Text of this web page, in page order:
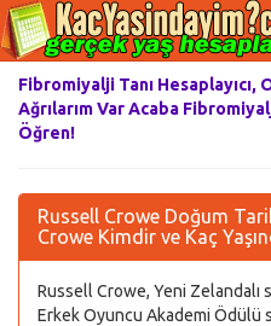
Fibromiyalji Tanı
Ağrılarım Var Acaba
Öğren!
Russell Crowe Doğum
Crowe Kimdir ve Kaç
Russell Crowe, Yeni Zelandalı
Erkek Oyuncu Akademi Ödülü